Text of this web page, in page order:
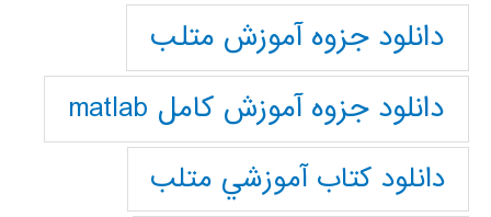
دانلود جزوه آموزش متلب
دانلود جزوه آموزش کامل matlab
دانلود كتاب آموزشي متلب